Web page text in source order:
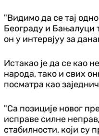
"Видимо да се тај
Београду и Бањалуци
он у интервјуу за
Истакао је да се као
народа, тако и свих
посматра као
"Са позиције новог
исправе силне
стабилности, који су